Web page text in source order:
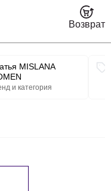
Возврат
MISLANA
и категория